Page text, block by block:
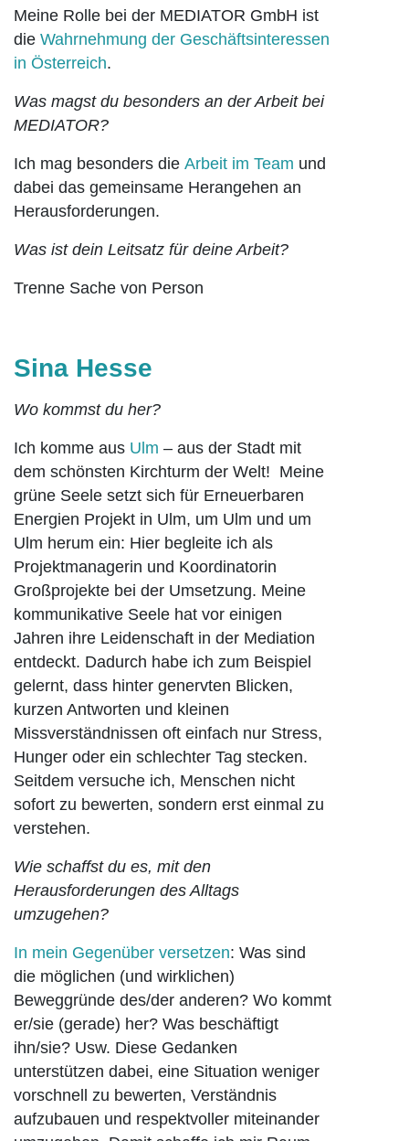
Meine Rolle bei der MEDIATOR GmbH ist
die Wahrnehmung der Geschäftsinteressen
in Österreich.
Was magst du besonders an der Arbeit bei
MEDIATOR?
Ich mag besonders die Arbeit im Team und
dabei das gemeinsame Herangehen an
Herausforderungen.
Was ist dein Leitsatz für deine Arbeit?
Trenne Sache von Person
Sina Hesse
Wo kommst du her?
Ich komme aus Ulm – aus der Stadt mit
dem schönsten Kirchturm der Welt! Meine
grüne Seele setzt sich für Erneuerbaren
Energien Projekt in Ulm, um Ulm und um
Ulm herum ein: Hier begleite ich als
Projektmanagerin und Koordinatorin
Großprojekte bei der Umsetzung. Meine
kommunikative Seele hat vor einigen
Jahren ihre Leidenschaft in der Mediation
entdeckt. Dadurch habe ich zum Beispiel
gelernt, dass hinter genervten Blicken,
kurzen Antworten und kleinen
Missverständnissen oft einfach nur Stress,
Hunger oder ein schlechter Tag stecken.
Seitdem versuche ich, Menschen nicht
sofort zu bewerten, sondern erst einmal zu
verstehen.
Wie schaffst du es, mit den
Herausforderungen des Alltags
umzugehen?
In mein Gegenüber versetzen: Was sind
die möglichen (und wirklichen)
Beweggründe des/der anderen? Wo kommt
er/sie (gerade) her? Was beschäftigt
ihn/sie? Usw. Diese Gedanken
unterstützen dabei, eine Situation weniger
vorschnell zu bewerten, Verständnis
aufzubauen und respektvoller miteinander